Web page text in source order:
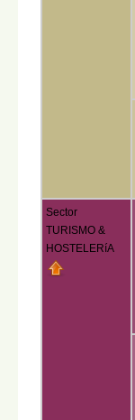
Sector
TURISMO &
HOSTELERíA